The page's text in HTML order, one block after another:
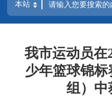
我市运动员在
少年篮球锦
组）中